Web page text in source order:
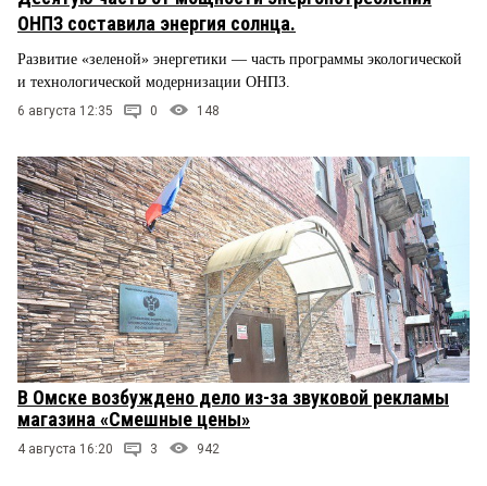
ОНПЗ составила энергия солнца.
Развитие «зеленой» энергетики — часть программы экологической
и технологической модернизации ОНПЗ.
6 августа 12:35 0 148
В Омске возбуждено дело из-за звуковой рекламы
магазина «Смешные цены»
4 августа 16:20 3 942